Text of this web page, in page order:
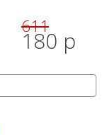
611
180 р